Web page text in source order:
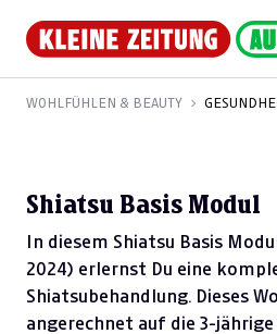
WOHLFÜHLEN & BEAUTY
Shiatsu Basis Modul
In diesem Shiatsu Basis
2024) erlernst Du eine
Shiatsubehandlung. Dieses
angerechnet auf die 3-